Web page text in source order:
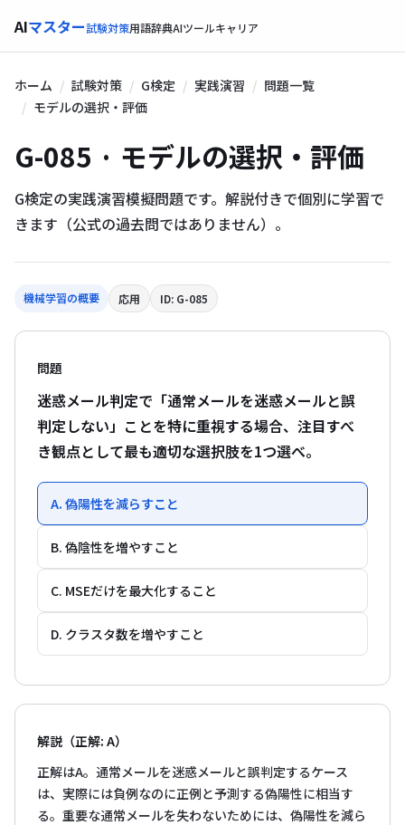
AIマスター試験対策用語辞典AIツールキャリア
ホーム 試験対策 G検定 実践演習
問題一覧
モデルの選択・評価
G-085 · モデルの選択・評価
G検定の実践演習模擬問題です。解説付きで個別に学習で
きます（公式の過去問ではありません）。
機械学習の概要 応用 ID: G-085
問題
迷惑メール判定で「通常メールを迷惑メールと誤
判定しない」ことを特に重視する場合、注目すべ
き観点として最も適切な選択肢を1つ選べ。
A. 偽陽性を減らすこと
B. 偽陰性を増やすこと
C. MSEだけを最大化すること
D. クラスタ数を増やすこと
解説（正解: A）
正解はA。通常メールを迷惑メールと誤判定するケース
は、実際には負例なのに正例と予測する偽陽性に相当す
る。重要な通常メールを失わないためには、偽陽性を減ら